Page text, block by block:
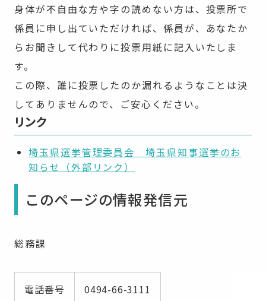
身体が不自由な方や字の読めない方は、投票所で
係員に申し出ていただければ、係員が、あなたか
らお聞きして代わりに投票用紙に記入いたしま
す。
この際、誰に投票したのか漏れるようなことは決
してありませんので、ご安心ください。
リンク
埼玉県選挙管理委員会 埼玉県知事選挙のお
知らせ（外部リンク）
このページの情報発信元
総務課
電話番号 0494-66-3111